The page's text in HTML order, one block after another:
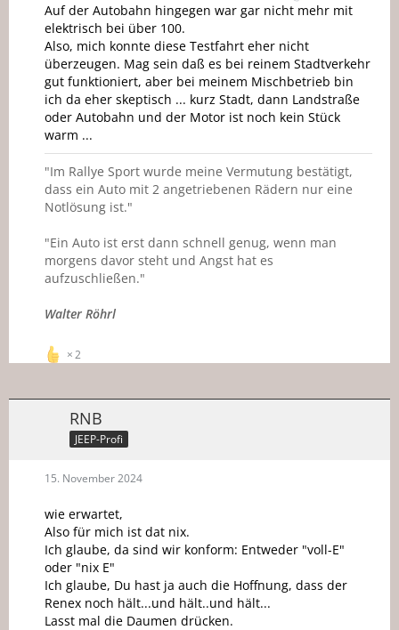
Auf der Autobahn hingegen war gar nicht mehr mit
elektrisch bei über 100.
Also, mich konnte diese Testfahrt eher nicht
überzeugen. Mag sein daß es bei reinem Stadtverkehr
gut funktioniert, aber bei meinem Mischbetrieb bin
ich da eher skeptisch ... kurz Stadt, dann Landstraße
oder Autobahn und der Motor ist noch kein Stück
warm ...
"Im Rallye Sport wurde meine Vermutung bestätigt,
dass ein Auto mit 2 angetriebenen Rädern nur eine
Notlösung ist."
"Ein Auto ist erst dann schnell genug, wenn man
morgens davor steht und Angst hat es
aufzuschließen."
Walter Röhrl
2
RNB
JEEP-Profi
15. November 2024
wie erwartet,
Also für mich ist dat nix.
Ich glaube, da sind wir konform: Entweder "voll-E"
oder "nix E"
Ich glaube, Du hast ja auch die Hoffnung, dass der
Renex noch hält...und hält..und hält...
Lasst mal die Daumen drücken.